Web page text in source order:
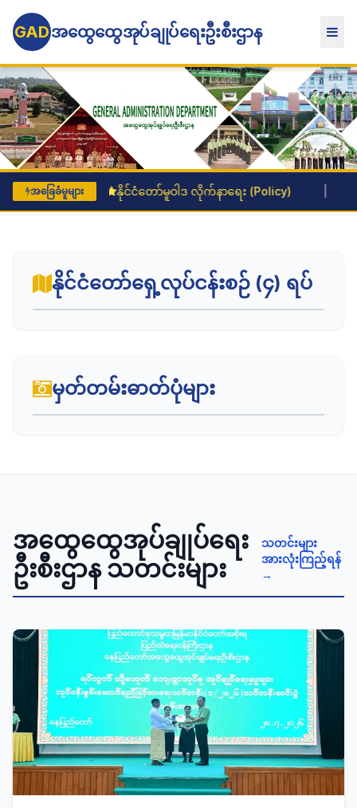
GADအထွေထွေအုပ်ချုပ်ရေးဦးစီးဌာန
အခြေခံမူများနိုင်ငံတော်မူဝါဒ လိုက်နာရေး (Policy) |
နိုင်ငံတော်ရှေ့လုပ်ငန်းစဉ် (၄) ရပ်
မှတ်တမ်းဓာတ်ပုံများ
အထွေထွေအုပ်ချုပ်ရေး
ဦးစီးဌာန သတင်းများ
သတင်းများ
အားလုံးကြည့်ရန်
→